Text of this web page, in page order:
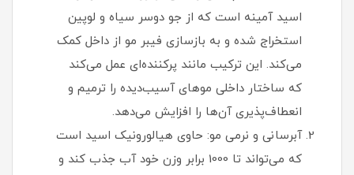
اسید آمینه است که از جو دوسر سیاه و لوپین
استخراج شده و به بازسازی فیبر مو از داخل کمک
می‌کند. این ترکیب مانند پرکننده‌ای عمل می‌کند
که ساختار داخلی موهای آسیب‌دیده را ترمیم و
انعطاف‌پذیری آن‌ها را افزایش می‌دهد.
آبرسانی و نرمی مو: حاوی هیالورونیک اسید است
که می‌تواند تا 1000 برابر وزن خود آب جذب کند و